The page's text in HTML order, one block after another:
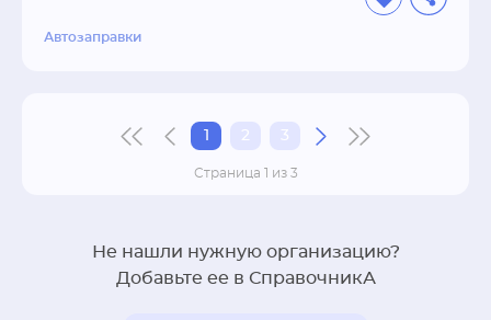
Автозаправки
1 2 3
Страница 1 из 3
Не нашли нужную организацию?
Добавьте ее в СправочникА